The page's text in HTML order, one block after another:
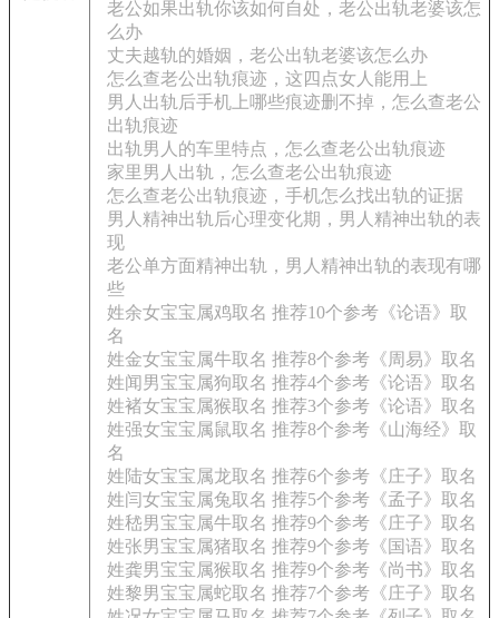
老公如果出轨你该如何自处，老公出轨老婆该怎
么办
丈夫越轨的婚姻，老公出轨老婆该怎么办
怎么查老公出轨痕迹，这四点女人能用上
男人出轨后手机上哪些痕迹删不掉，怎么查老公
出轨痕迹
出轨男人的车里特点，怎么查老公出轨痕迹
家里男人出轨，怎么查老公出轨痕迹
怎么查老公出轨痕迹，手机怎么找出轨的证据
男人精神出轨后心理变化期，男人精神出轨的表
现
老公单方面精神出轨，男人精神出轨的表现有哪
些
姓余女宝宝属鸡取名 推荐10个参考《论语》取
名
姓金女宝宝属牛取名 推荐8个参考《周易》取名
姓闻男宝宝属狗取名 推荐4个参考《论语》取名
姓褚女宝宝属猴取名 推荐3个参考《论语》取名
姓强女宝宝属鼠取名 推荐8个参考《山海经》取
名
姓陆女宝宝属龙取名 推荐6个参考《庄子》取名
姓闫女宝宝属兔取名 推荐5个参考《孟子》取名
姓嵇男宝宝属牛取名 推荐9个参考《庄子》取名
姓张男宝宝属猪取名 推荐9个参考《国语》取名
姓龚男宝宝属猴取名 推荐9个参考《尚书》取名
姓黎男宝宝属蛇取名 推荐7个参考《庄子》取名